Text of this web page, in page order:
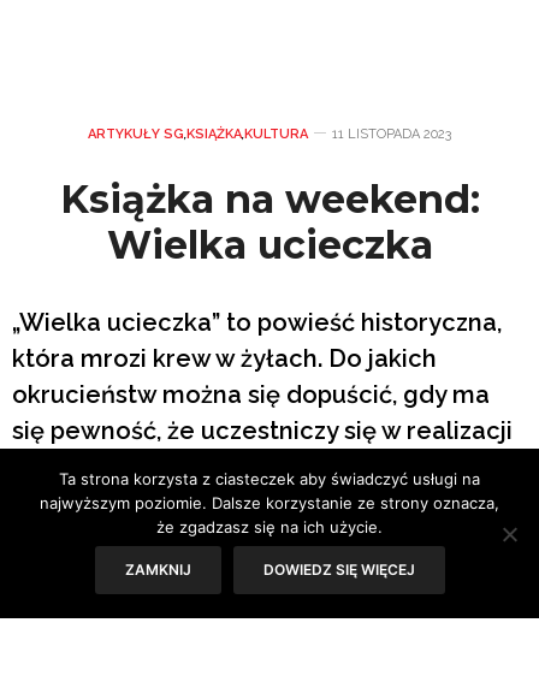
ARTYKUŁY SG,KSIĄŻKA,KULTURA 11 LISTOPADA 2023
Książka na weekend:
Wielka ucieczka
„Wielka ucieczka” to powieść historyczna,
która mrozi krew w żyłach. Do jakich
okrucieństw można się dopuścić, gdy ma
się pewność, że uczestniczy się w realizacji
bożego planu?
Tekst: Sylwia Skorstad
Ta strona korzysta z ciasteczek aby świadczyć usługi na
najwyższym poziomie. Dalsze korzystanie ze strony oznacza,
że zgadzasz się na ich użycie.
ZAMKNIJ DOWIEDZ SIĘ WIĘCEJ